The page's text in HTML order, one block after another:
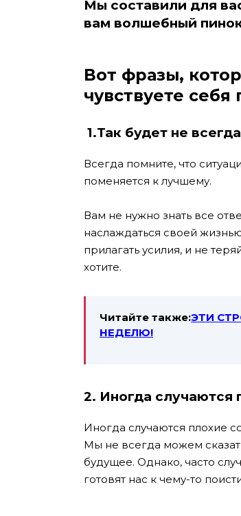
Мы составили для
вам волшебный
Вот фразы,
чувствуете
1.Так будет не
Всегда помните, что
поменяется к лучшему.
Вам не нужно знать все
наслаждаться своей
прилагать усилия, и не
хотите.
Читайте также:ЭТИ
НЕДЕЛЮ!
2. Иногда случаются
Иногда случаются плохие
Мы не всегда можем
будущее. Однако, часто
готовят нас к чему-то